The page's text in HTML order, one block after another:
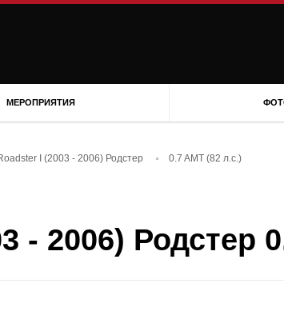
МЕРОПРИЯТИЯ
I (2003 - 2006) Родстер 0.7 AMT (82 л.с.)
- 2006) Родстер